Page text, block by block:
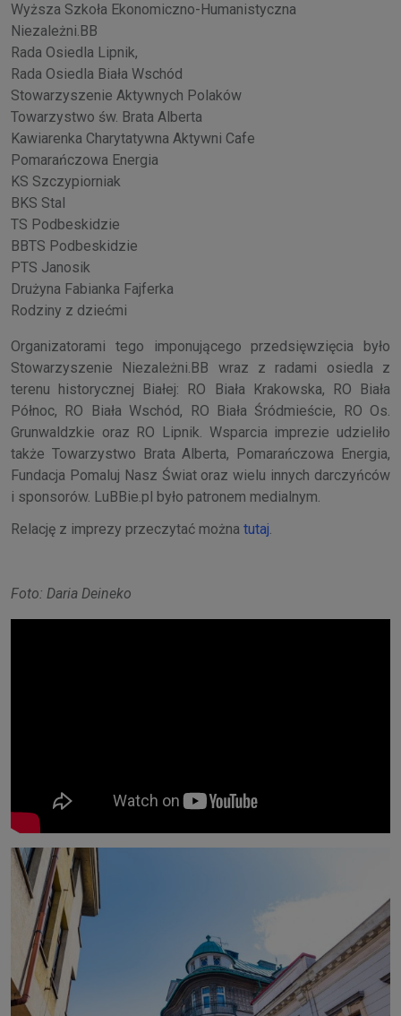
Wyższa Szkoła Ekonomiczno-Humanistyczna
Niezależni.BB
Rada Osiedla Lipnik,
Rada Osiedla Biała Wschód
Stowarzyszenie Aktywnych Polaków
Towarzystwo św. Brata Alberta
Kawiarenka Charytatywna Aktywni Cafe
Pomarańczowa Energia
KS Szczypiorniak
BKS Stal
TS Podbeskidzie
BBTS Podbeskidzie
PTS Janosik
Drużyna Fabianka Fajferka
Rodziny z dziećmi
Organizatorami tego imponującego przedsięwzięcia było
Stowarzyszenie Niezależni.BB wraz z radami osiedla z
terenu historycznej Białej: RO Biała Krakowska, RO Biała
Północ, RO Biała Wschód, RO Biała Śródmieście, RO Os.
Grunwaldzkie oraz RO Lipnik. Wsparcia imprezie udzieliło
także Towarzystwo Brata Alberta, Pomarańczowa Energia,
Fundacja Pomaluj Nasz Świat oraz wielu innych darczyńców
i sponsorów. LuBBie.pl było patronem medialnym.
Relację z imprezy przeczytać można tutaj.
Foto: Daria Deineko